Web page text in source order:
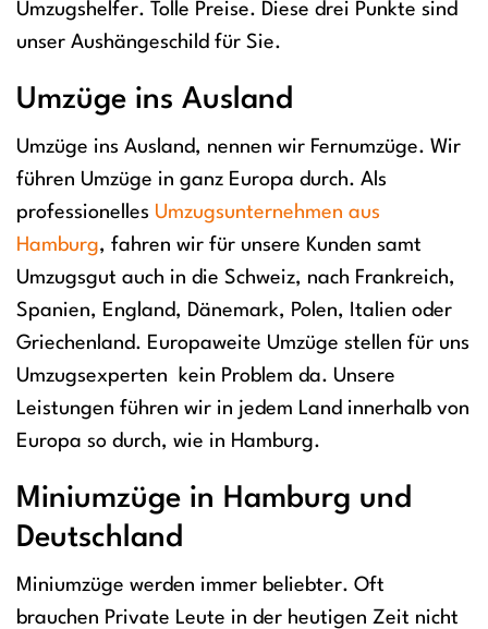
Umzugshelfer. Tolle Preise. Diese drei Punkte sind
unser Aushängeschild für Sie.
Umzüge ins Ausland
Umzüge ins Ausland, nennen wir Fernumzüge. Wir
führen Umzüge in ganz Europa durch. Als
professionelles Umzugsunternehmen aus
Hamburg, fahren wir für unsere Kunden samt
Umzugsgut auch in die Schweiz, nach Frankreich,
Spanien, England, Dänemark, Polen, Italien oder
Griechenland. Europaweite Umzüge stellen für uns
Umzugsexperten kein Problem da. Unsere
Leistungen führen wir in jedem Land innerhalb von
Europa so durch, wie in Hamburg.
Miniumzüge in Hamburg und
Deutschland
Miniumzüge werden immer beliebter. Oft
brauchen Private Leute in der heutigen Zeit nicht